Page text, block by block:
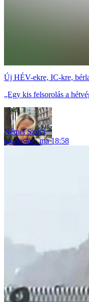
Új HÉV-ekre, IC-kre,
„Egy kis felsorolás a
Német Szilvi
gazdaság
ma 18:58